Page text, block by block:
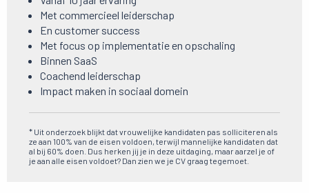
Met commercieel leiderschap
En customer success
Met focus op implementatie en opschaling
Binnen SaaS
Coachend leiderschap
Impact maken in sociaal domein
* Uit onderzoek blijkt dat vrouwelijke kandidaten pas solliciteren als
ze aan 100% van de eisen voldoen, terwijl mannelijke kandidaten dat
al bij 60% doen. Dus herken jij je in deze uitdaging, maar aarzel je of
je aan alle eisen voldoet? Dan zien we je CV graag tegemoet.